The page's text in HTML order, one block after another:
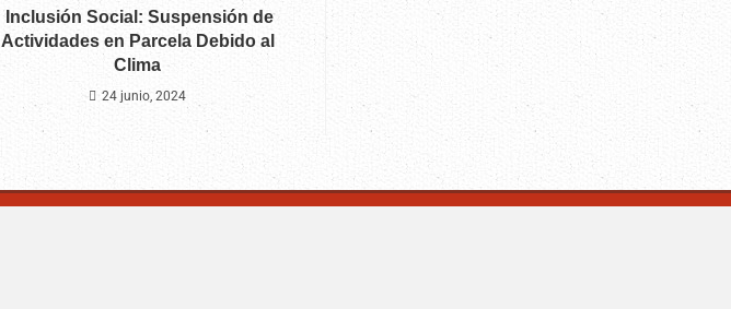
Inclusión Social: Suspensión de
Actividades en Parcela Debido al
Clima
24 junio, 2024